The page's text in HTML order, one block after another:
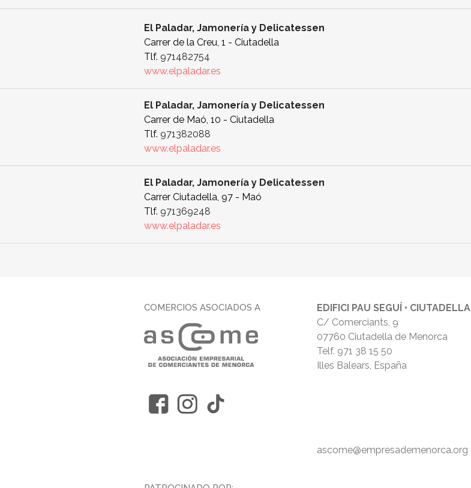
El Paladar, Jamonería y Delicatessen
Carrer de la Creu, 1 - Ciutadella
Tlf. 971482754
www.elpaladar.es
El Paladar, Jamonería y Delicatessen
Carrer de Maó, 10 - Ciutadella
Tlf. 971382088
www.elpaladar.es
El Paladar, Jamonería y Delicatessen
Carrer Ciutadella, 97 - Maó
Tlf. 971369248
www.elpaladar.es
COMERCIOS ASOCIADOS A
EDIFICI PAU SEGUÍ • CIUTADELLA
C/ Comerciants, 9
07760 Ciutadella de Menorca
Telf. 971 38 15 50
Illes Balears, España
ascome@empresademenorca.org